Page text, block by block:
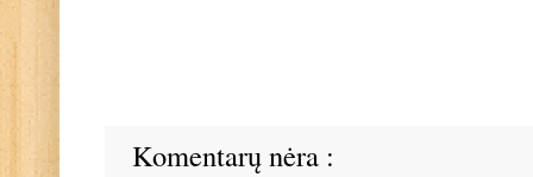
Komentarų nėra :